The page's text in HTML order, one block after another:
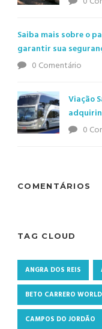
Saiba mais sobre o
garantir sua
0 Comentário
Viação
0
COMENTÁRIOS
TAG CLOUD
ANGRA DOS REIS
BETO CARRERO WORLD
CAMPOS DO JORDÃO